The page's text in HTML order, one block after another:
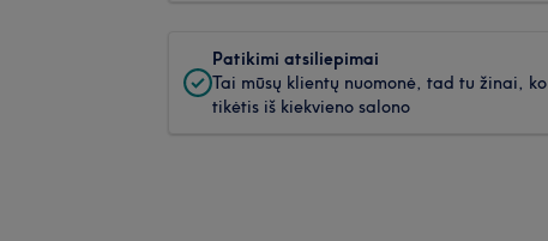
Patikimi atsiliepimai
Tai mūsų klientų nuomonė, tad tu žinai, ko
tikėtis iš kiekvieno salono